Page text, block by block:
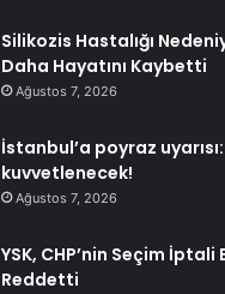
Silikozis Hastalığı
Daha Hayatını Kaybetti
Ağustos 7, 2026
İstanbul’a poyraz
kuvvetlenecek!
Ağustos 7, 2026
YSK, CHP’nin Seçim
Reddetti